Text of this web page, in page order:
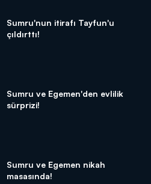
Sumru'nun itirafı Tayfun'u
çıldırttı!
Sumru ve Egemen'den evlilik
sürprizi!
Sumru ve Egemen nikah
masasında!